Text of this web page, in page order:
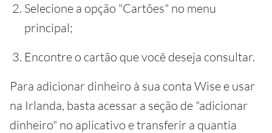
Selecione a opção "Cartões" no menu
principal;
Encontre o cartão que você deseja consultar.
Para adicionar dinheiro à sua conta Wise e usar
na Irlanda, basta acessar a seção de "adicionar
dinheiro" no aplicativo e transferir a quantia